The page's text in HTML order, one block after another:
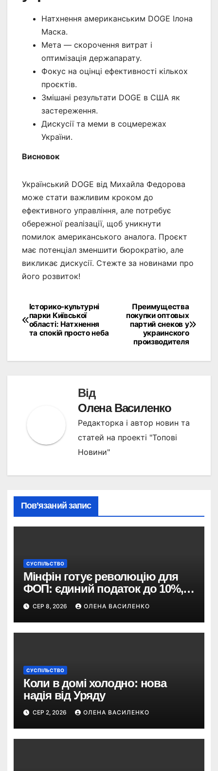
Натхнення американським DOGE Ілона
Маска.
Мета — скорочення витрат і
оптимізація держапарату.
Фокус на оцінці ефективності кількох
проєктів.
Змішані результати DOGE в США як
застереження.
Дискусії та меми в соцмережах
України.
Висновок
Український DOGE від Михайла Федорова
може стати важливим кроком до
ефективного управління, але потребує
обережної реалізації, щоб уникнути
помилок американського аналога. Проєкт
має потенціал зменшити бюрократію, але
викликає дискусії. Стежте за новинами про
його розвиток!
Навігація
записів
Преимущества
покупки оптовых
партий снеков у
украинского
производителя
Історико-культурні
парки Київської
області: Натхнення
та спокій просто неба
Від
Олена Василенко
Редакторка і автор новин та
статей на проекті "Топові
Новини"
Пов’язаний запис
СУСПІЛЬСТВО
Мінфін готує революцію для
ФОП: єдиний податок до 10%,
ПДВ з 2028 року та перегляд 2-ї
групи
СЕР 8, 2026 ОЛЕНА ВАСИЛЕНКО
СУСПІЛЬСТВО
Коли в домі холодно: нова
надія від Уряду
СЕР 2, 2026 ОЛЕНА ВАСИЛЕНКО